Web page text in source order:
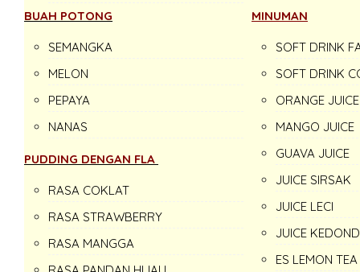
BUAH POTONG
SEMANGKA
MELON
PEPAYA
NANAS
PUDDING DENGAN FLA
RASA COKLAT
RASA STRAWBERRY
RASA MANGGA
MINUMAN
SOFT DRINK
SOFT DRINK
ORANGE JUICE
MANGO JUICE
GUAVA JUICE
JUICE SIRSAK
JUICE LECI
JUICE
ES LEMON TEA